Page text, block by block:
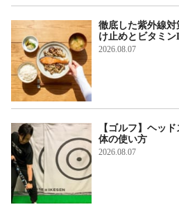
徹底した紫外線
け止めとビタミ
2026.08.07
【ゴルフ】ヘッ
体の使い方
2026.08.07